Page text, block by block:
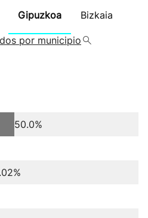
Gipuzkoa Bizkaia
por municipio
50.0%